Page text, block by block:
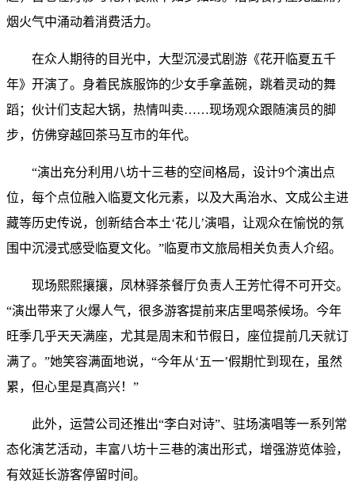
烟火气中涌动着消费活力。
在众人期待的目光中，大型沉浸式剧游《花开临夏五千
年》开演了。身着民族服饰的少女手拿盖碗，跳着灵动的舞
蹈；伙计们支起大锅，热情叫卖……现场观众跟随演员的脚
步，仿佛穿越回茶马互市的年代。
“演出充分利用八坊十三巷的空间格局，设计9个演出点
位，每个点位融入临夏文化元素，以及大禹治水、文成公主进
藏等历史传说，创新结合本土‘花儿’演唱，让观众在愉悦的氛
围中沉浸式感受临夏文化。”临夏市文旅局相关负责人介绍。
现场熙熙攘攘，凤林驿茶餐厅负责人王芳忙得不可开交。
“演出带来了火爆人气，很多游客提前来店里喝茶候场。今年
旺季几乎天天满座，尤其是周末和节假日，座位提前几天就订
满了。”她笑容满面地说，“今年从‘五一’假期忙到现在，虽然
累，但心里是真高兴！”
此外，运营公司还推出“李白对诗”、驻场演唱等一系列常
态化演艺活动，丰富八坊十三巷的演出形式，增强游览体验，
有效延长游客停留时间。